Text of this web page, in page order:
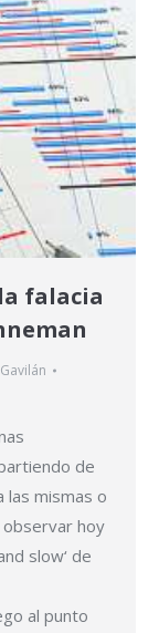
falacia
de
las mismas o
observar hoy
slow‘ de
al punto